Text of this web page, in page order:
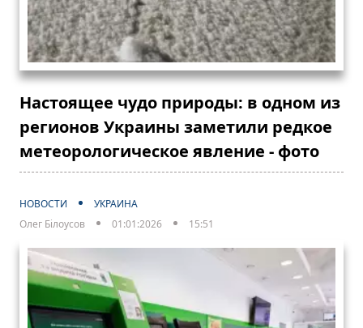
Настоящее чудо природы: в одном из
регионов Украины заметили редкое
метеорологическое явление - фото
НОВОСТИ
УКРАИНА
Олег Білоусов
01:01:2026 15:51